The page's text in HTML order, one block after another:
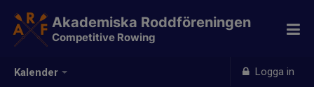
Kalender Logga in
Akademiska Roddföreningen
Competitive Rowing